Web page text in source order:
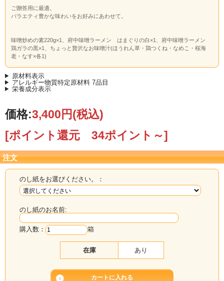
ご贈答用に最適。
バラエティ豊かな味わいをお好みにあわせて。
味噌炒めの素220g×1、府中味噌ラーメン はまぐりの白×1、府中味噌ラーメン
鶏ガラの黒×1、ちょっと贅沢なお味噌汁(ほうれん草・鶏つくね・なめこ・桜海
老・なす×各1)
原材料表示
アレルギー物質特定原材料 7品目
栄養成分表示
価格:3,400円(税込)
[ポイント還元 34ポイント～]
注文
のし紙をお選びください。：
のし紙のお名前:
購入数： 箱
在庫 あり